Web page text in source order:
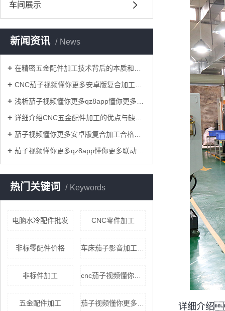
车间展示
新闻资讯 News
在精密五金配件加工技术背后的本质和关键是什么？
CNC茄子视频懂你更多安卓版复合加工过程中减少铝型材表面损伤的原因？
浅析茄子视频懂你更多qz8app懂你更多cnc加工联动技术对模具业的重要意义！
详细介绍CNC五金配件加工的优点与缺点！
茄子视频懂你更多安卓版复合加工合格率的标准要求具体有哪些？
茄子视频懂你更多qz8app懂你更多联动茄子影音加工和一般的三轴联动茄子影音加工相比，优势有哪些？
热门关键词 Keywords
电脑水冷配件批发 CNC零件加工
非标零配件价格
非标件加工 cnc茄子视频懂你更多qz8app懂你更多加工价格
五金配件加工 详细介绍